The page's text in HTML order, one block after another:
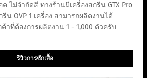
ไม่จำกัดสี ทางร้านมีเครื่องสกรีน GTX Pro
รีน OVP 1 เครื่อง สามารถผลิตงานได้
ค้าที่ต้องการผลิตงาน 1 - 1,000 ตัวครับ
รีวิวการซักเสื้อ